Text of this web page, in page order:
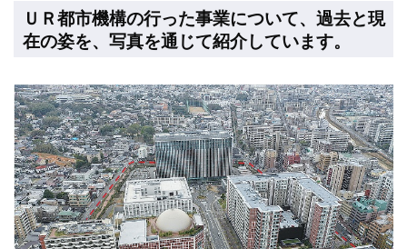
ＵＲ都市機構の行った事業について、過去と現
在の姿を、写真を通じて紹介しています。